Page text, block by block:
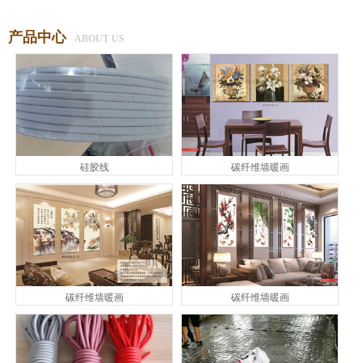
产品中心 ABOUT US
硅胶线 碳纤维墙暖画
碳纤维墙暖画 碳纤维墙暖画